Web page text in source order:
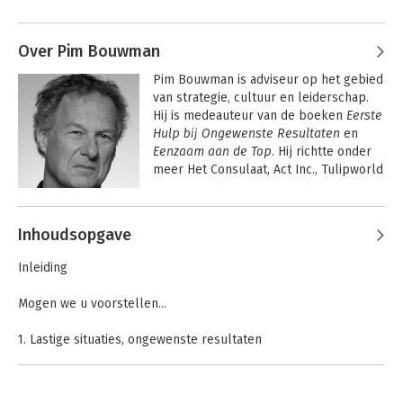
Ongewenste resultaten' en
leren.'
Trainingsacteren
Bekijk alle boeken
Over Pim Bouwman
Pim Bouwman is adviseur op het gebied
van strategie, cultuur en leiderschap.
Hij is medeauteur van de boeken Eerste
Hulp bij Ongewenste Resultaten
Eenzaam aan de Top. Hij richtte onder
meer Het Consulaat, Act Inc., Tulipworld
actief als onderzoeksjournalist.
Andere boeken door Pim Bouwman
Inhoudsopgave
Inleiding
Mogen we u voorstellen...
1. Lastige situaties, ongewenste resultaten